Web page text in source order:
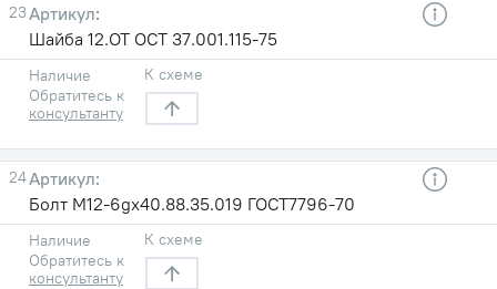
23
Шайба 12.ОТ ОСТ 37.001.115-75
Наличие
Обратитесь к
консультанту
К схеме
24
Болт М12-6gх40.88.35.019 ГОСТ7796-70
Наличие
Обратитесь к
консультанту
К схеме